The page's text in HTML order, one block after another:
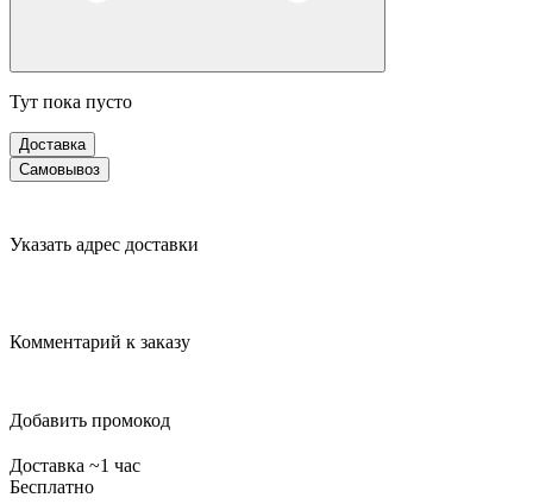
Тут пока пусто
Доставка
Самовывоз
Указать адрес доставки
Комментарий к заказу
Добавить промокод
Доставка ~1 час
Бесплатно